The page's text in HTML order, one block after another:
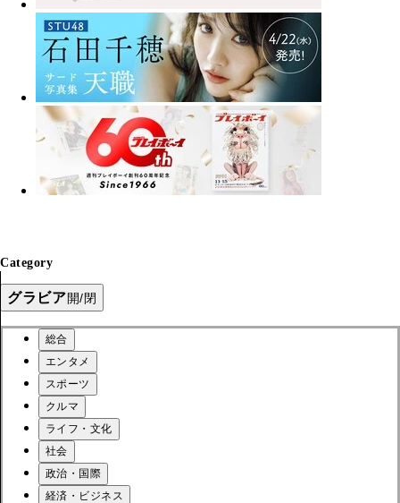
Category
グラビア開/閉
総合
エンタメ
スポーツ
クルマ
ライフ・文化
社会
政治・国際
経済・ビジネス